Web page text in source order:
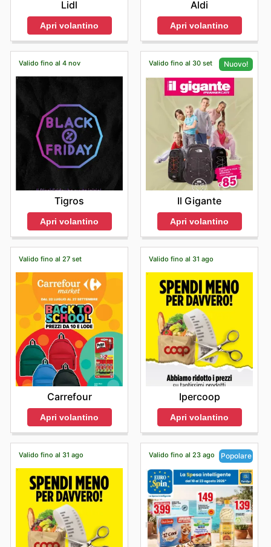
Lidl
Apri volantino
Aldi
Apri volantino
Valido fino al 4 nov
Tigros
Apri volantino
Valido fino al 30 set Nuovo!
Il Gigante
Apri volantino
Valido fino al 27 set
Carrefour
Apri volantino
Valido fino al 31 ago
Ipercoop
Apri volantino
Valido fino al 31 ago Valido fino al 23 ago Popolare